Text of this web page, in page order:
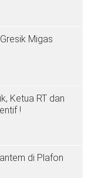
Migas
Ketua RT dan
!
di Plafon